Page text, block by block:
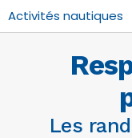
Activités nautiques
Les